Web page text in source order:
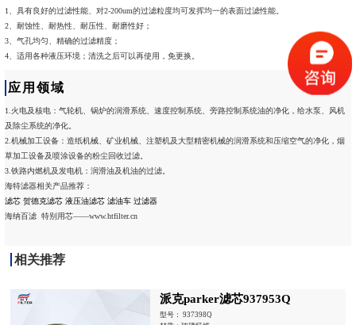
1、具有良好的过滤性能、对2-200um的过滤粒度均可发挥均一的表面过滤性能。
2、耐蚀性、耐热性、耐压性、耐磨性好；
3、气孔均匀、精确的过滤精度；
4、适用各种液压环境；清洗之后可以再使用，免更换。
应用领域
1.火电及核电：气轮机、锅炉的润滑系统、速度控制系统、旁路控制系统油的净化，给水泵、风机
及除尘系统的净化。
2.机械加工设备：造纸机械、矿业机械、注塑机及大型精密机械的润滑系统和压缩空气的净化，烟
草加工设备及喷涂设备的粉尘回收过滤。
3.铁路内燃机及发电机：润滑油及机油的过滤。
海特滤器相关产品推荐：
滤芯 贺德克滤芯 液压油滤芯 滤油车 过滤器
海纳百滤 特别用芯——www.htfilter.cn
相关推荐
派克parker滤芯937953Q
型号： 937398Q